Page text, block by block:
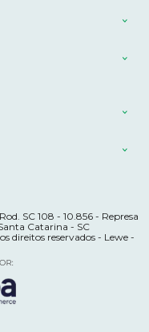
SC 108 - 10.856 - Represa
Catarina - SC
direitos reservados - Lewe -